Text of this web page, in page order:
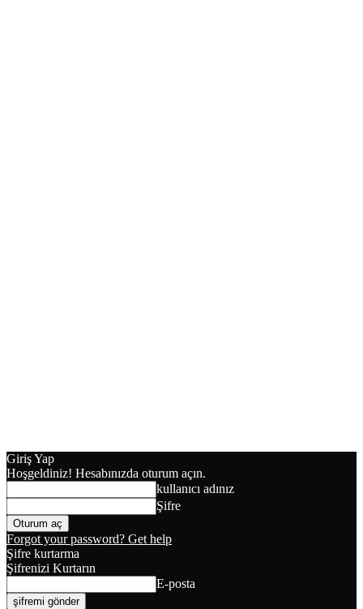
Giriş Yap
Hoşgeldiniz! Hesabınızda oturum açın.
kullanıcı adınız
Şifre
Forgot your password? Get help
Şifre kurtarma
Şifrenizi Kurtarın
E-posta